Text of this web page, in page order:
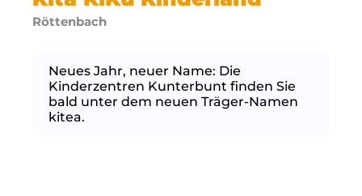
Röttenbach
Neues Jahr, neuer Name: Die
Kinderzentren Kunterbunt finden Sie
bald unter dem neuen Träger-Namen
kitea.